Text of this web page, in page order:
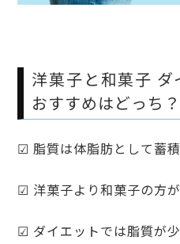
洋菓子と和菓子
おすすめはどっち
☑ 脂質は体脂肪として蓄
☑ 洋菓子より和菓子の方が
☑ ダイエットでは脂質が